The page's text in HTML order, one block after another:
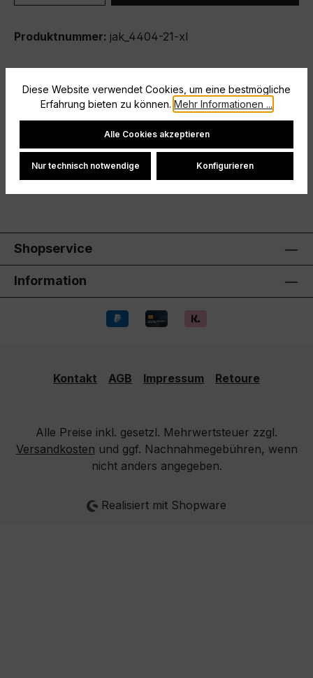
Produktnummer: jak_4404-21-xl
Beschreibung
Ohne InnenslipElastischer Bund mit Kordelzug
Bewertungen
Shopservice
Information
Kontakt AGB Impressum Retoure
Alle Preise inkl. gesetzl. Mehrwertsteuer zzgl.
Versandkosten und ggf. Nachnahmegebühren, wenn
nicht anders angegeben.
Realisiert mit Shopware
Diese Website verwendet Cookies, um eine bestmögliche
Erfahrung bieten zu können. Mehr Informationen ...
Cookie-Einstellungen
Alle Cookies akzeptieren
Nur technisch notwendige Konfigurieren